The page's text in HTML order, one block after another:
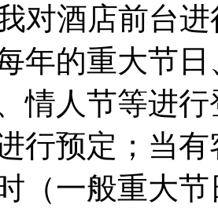
对酒店前台进
年的重大节
情人节等进
行预定；当
（一般重大